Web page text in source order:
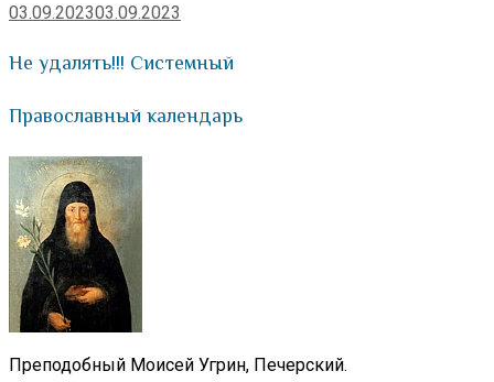
03.09.202303.09.2023
Не удалять!!! Системный
Православный календарь
Преподобный Моисей Угрин, Печерский.